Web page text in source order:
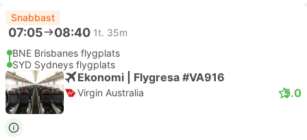
Snabbast
07:05 08:40 1t. 35m
BNE Brisbanes flygplats
SYD Sydneys flygplats
Ekonomi | Flygresa #VA916
Virgin Australia 5.0